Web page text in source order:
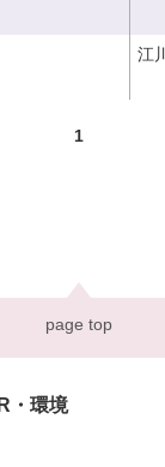
江川
1
page top
・環境